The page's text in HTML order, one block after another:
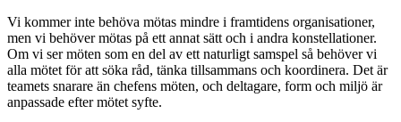
Vi kommer inte behöva mötas mindre i framtidens organisationer,
men vi behöver mötas på ett annat sätt och i andra konstellationer.
Om vi ser möten som en del av ett naturligt samspel så behöver vi
alla mötet för att söka råd, tänka tillsammans och koordinera. Det är
teamets snarare än chefens möten, och deltagare, form och miljö är
anpassade efter mötet syfte.